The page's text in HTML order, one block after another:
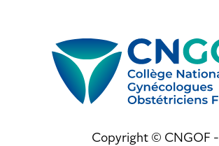
Copyright © CNGOF -